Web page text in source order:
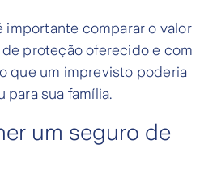
importante comparar o valor
proteção oferecido e com
que um imprevisto poderia
para sua família.
um seguro de